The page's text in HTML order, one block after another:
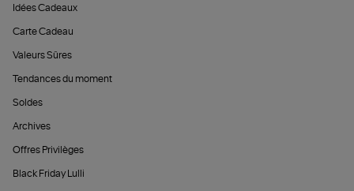
Idées Cadeaux
Carte Cadeau
Valeurs Sûres
Tendances du moment
Soldes
Archives
Offres Privilèges
Black Friday Lulli